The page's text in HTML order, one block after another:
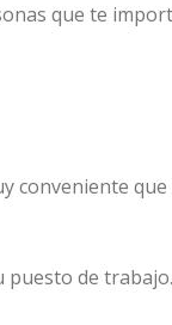
que te
conveniente
puesto de trabajo.